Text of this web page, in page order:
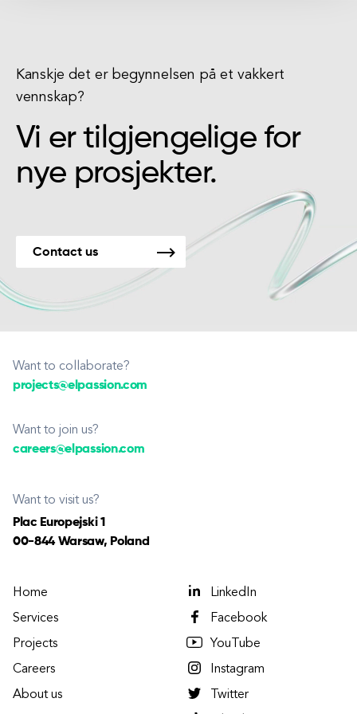
Kanskje det er begynnelsen på et vakkert
vennskap?
Vi er tilgjengelige for
nye prosjekter.
Contact us
Want to collaborate?
projects@elpassion.com
Want to join us?
careers@elpassion.com
Want to visit us?
Plac Europejski 1
00-844 Warsaw, Poland
Home
Services
Projects
Careers
About us
LinkedIn
Facebook
YouTube
Instagram
Twitter